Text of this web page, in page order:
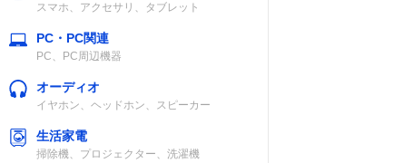
スマホ、アクセサリ、タブレット
PC・PC関連
PC、PC周辺機器
オーディオ
イヤホン、ヘッドホン、スピーカー
生活家電
掃除機、プロジェクター、洗濯機